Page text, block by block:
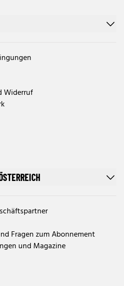
Widerruf
Fragen zum Abonnement
und Magazine